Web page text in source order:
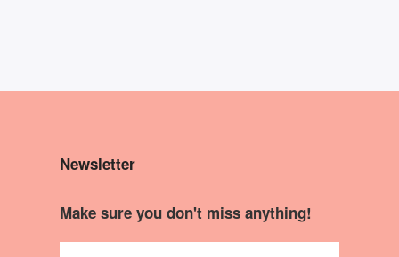
Newsletter
Make sure you don't miss anything!